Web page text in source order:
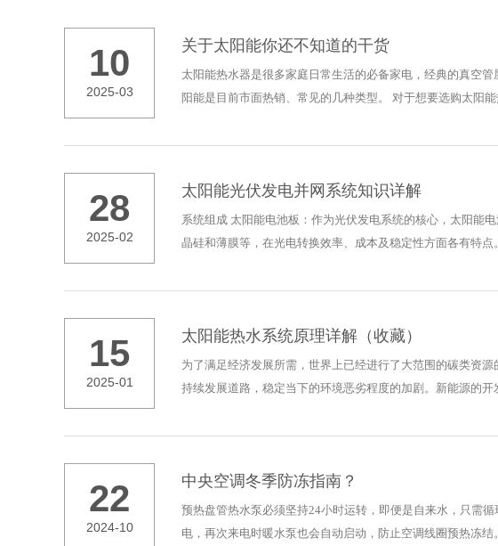
10
2025-03
关于太阳能你还不知道的干货
太阳能热水器是很多家庭日常生活的必备家电，经典的真空
阳能是目前市面热销、常见的几种类型。 对于想要选购太阳
28
2025-02
太阳能光伏发电并网系统知识详解
系统组成 太阳能电池板：作为光伏发电系统的核心，太阳能
晶硅和薄膜等，在光电转换效率、成本及稳定性方面各有特
15
2025-01
太阳能热水系统原理详解（收藏）
为了满足经济发展所需，世界上已经进行了大范围的碳类资
持续发展道路，稳定当下的环境恶劣程度的加剧。新能源的
22
2024-10
中央空调冬季防冻指南？
预热盘管热水泵必须坚持24小时运转，即便是自来水，只需
电，再次来电时暖水泵也会自动启动，防止空调线圈预热冻